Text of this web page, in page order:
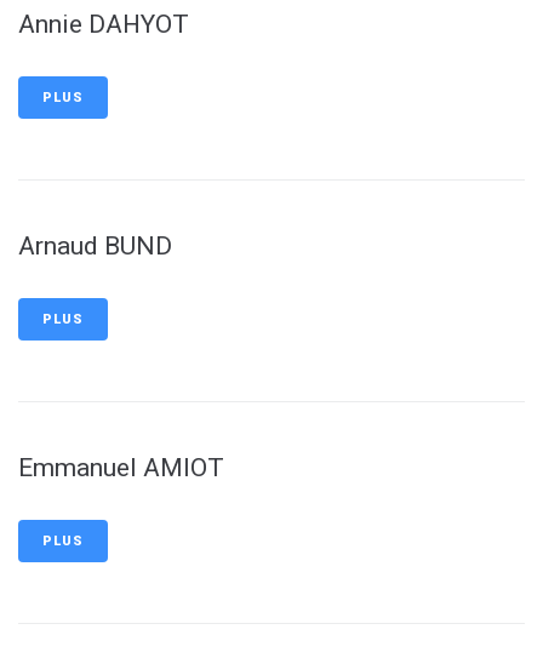
Annie DAHYOT
PLUS
Arnaud BUND
PLUS
Emmanuel AMIOT
PLUS